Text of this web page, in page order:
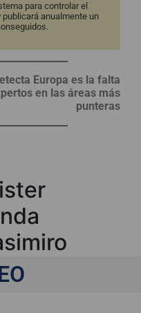
para controlar el
anualmente un
Europa es la falta
en las áreas más
punteras